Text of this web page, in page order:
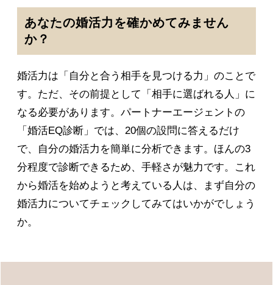
あなたの婚活力を確かめてみません
か？
婚活力は「自分と合う相手を見つける力」のことで
す。ただ、その前提として「相手に選ばれる人」に
なる必要があります。パートナーエージェントの
「婚活EQ診断」では、20個の設問に答えるだけ
で、自分の婚活力を簡単に分析できます。ほんの3
分程度で診断できるため、手軽さが魅力です。これ
から婚活を始めようと考えている人は、まず自分の
婚活力についてチェックしてみてはいかがでしょう
か。